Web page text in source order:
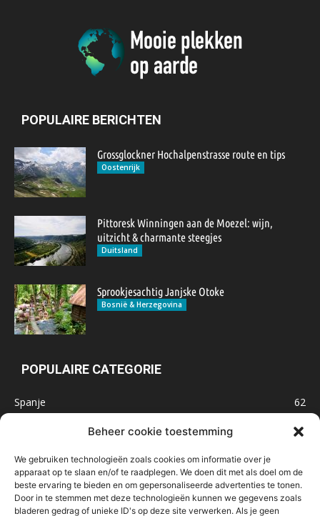
Beheer cookie toestemming
We gebruiken technologieën zoals cookies om informatie over je
apparaat op te slaan en/of te raadplegen. We doen dit met als doel om de
beste ervaring te bieden en om gepersonaliseerde advertenties te tonen.
Door in te stemmen met deze technologieën kunnen we gegevens zoals
bladeren gedrag of unieke ID's op deze site verwerken. Als je geen
POPULAIRE BERICHTEN
Grossglockner Hochalpenstrasse route en tips
Oostenrijk
Pittoresk Winningen aan de Moezel: wijn,
uitzicht & charmante steegjes
Duitsland
Sprookjesachtig Janjske Otoke
Bosnië & Herzegovina
POPULAIRE CATEGORIE
Spanje
62
47
Marokko
32
IJsland
32
Malta